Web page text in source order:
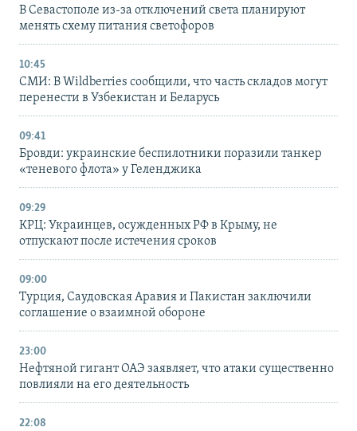
В Севастополе из-за отключений света планируют
менять схему питания светофоров
10:45
СМИ: В Wildberries сообщили, что часть складов могут
перенести в Узбекистан и Беларусь
09:41
Бровди: украинские беспилотники поразили танкер
«теневого флота» у Геленджика
09:29
КРЦ: Украинцев, осужденных РФ в Крыму, не
отпускают после истечения сроков
09:00
Турция, Саудовская Аравия и Пакистан заключили
соглашение о взаимной обороне
23:00
Нефтяной гигант ОАЭ заявляет, что атаки существенно
повлияли на его деятельность
22:08